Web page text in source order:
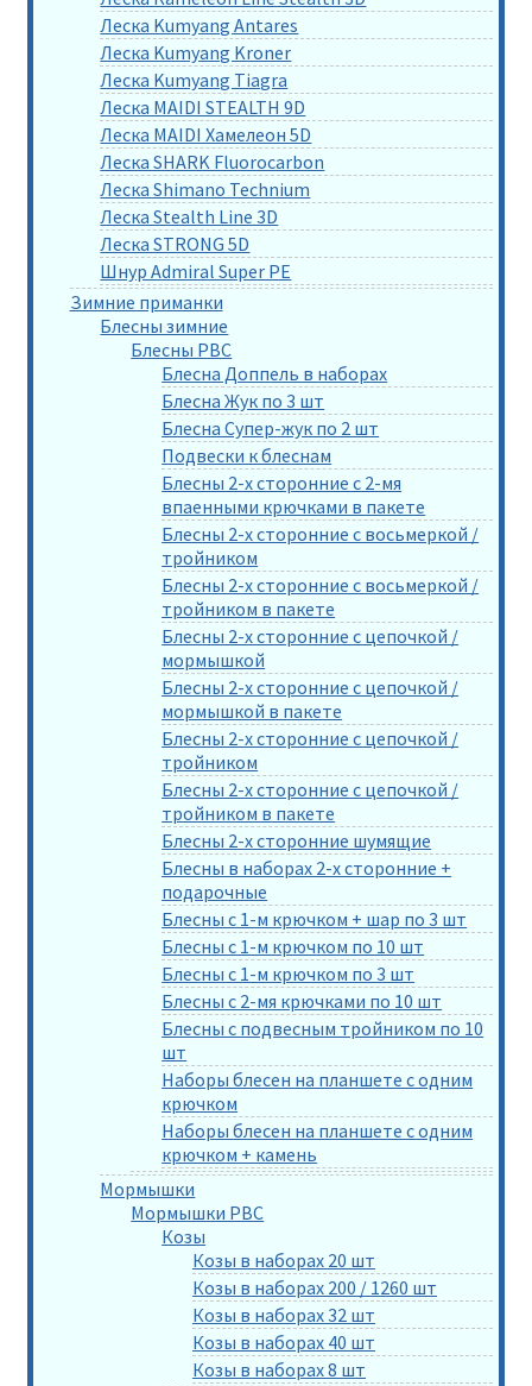
Леска Kumyang Antares
Леска Kumyang Kroner
Леска Kumyang Tiagra
Леска MAIDI STEALTH 9D
Леска MAIDI Хамелеон 5D
Леска SHARK Fluorocarbon
Леска Shimano Technium
Леска Stealth Line 3D
Леска STRONG 5D
Шнур Admiral Super PE
Зимние приманки
Блесны зимние
Блесны РВС
Блесна Доппель в наборах
Блесна Жук по 3 шт
Блесна Супер-жук по 2 шт
Подвески к блеснам
Блесны 2-х сторонние с 2-мя
впаенными крючками в пакете
Блесны 2-х сторонние с восьмеркой /
тройником
Блесны 2-х сторонние с восьмеркой /
тройником в пакете
Блесны 2-х сторонние с цепочкой /
мормышкой
Блесны 2-х сторонние с цепочкой /
мормышкой в пакете
Блесны 2-х сторонние с цепочкой /
тройником
Блесны 2-х сторонние с цепочкой /
тройником в пакете
Блесны 2-х сторонние шумящие
Блесны в наборах 2-х сторонние +
подарочные
Блесны с 1-м крючком + шар по 3 шт
Блесны с 1-м крючком по 10 шт
Блесны с 1-м крючком по 3 шт
Блесны с 2-мя крючками по 10 шт
Блесны с подвесным тройником по 10
шт
Наборы блесен на планшете с одним
крючком
Наборы блесен на планшете с одним
крючком + камень
Мормышки
Мормышки РВС
Козы
Козы в наборах 20 шт
Козы в наборах 200 / 1260 шт
Козы в наборах 32 шт
Козы в наборах 40 шт
Козы в наборах 8 шт